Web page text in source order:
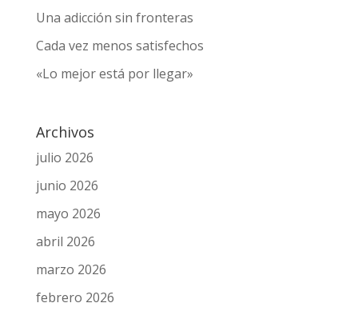
Una adicción sin fronteras
Cada vez menos satisfechos
«Lo mejor está por llegar»
Archivos
julio 2026
junio 2026
mayo 2026
abril 2026
marzo 2026
febrero 2026